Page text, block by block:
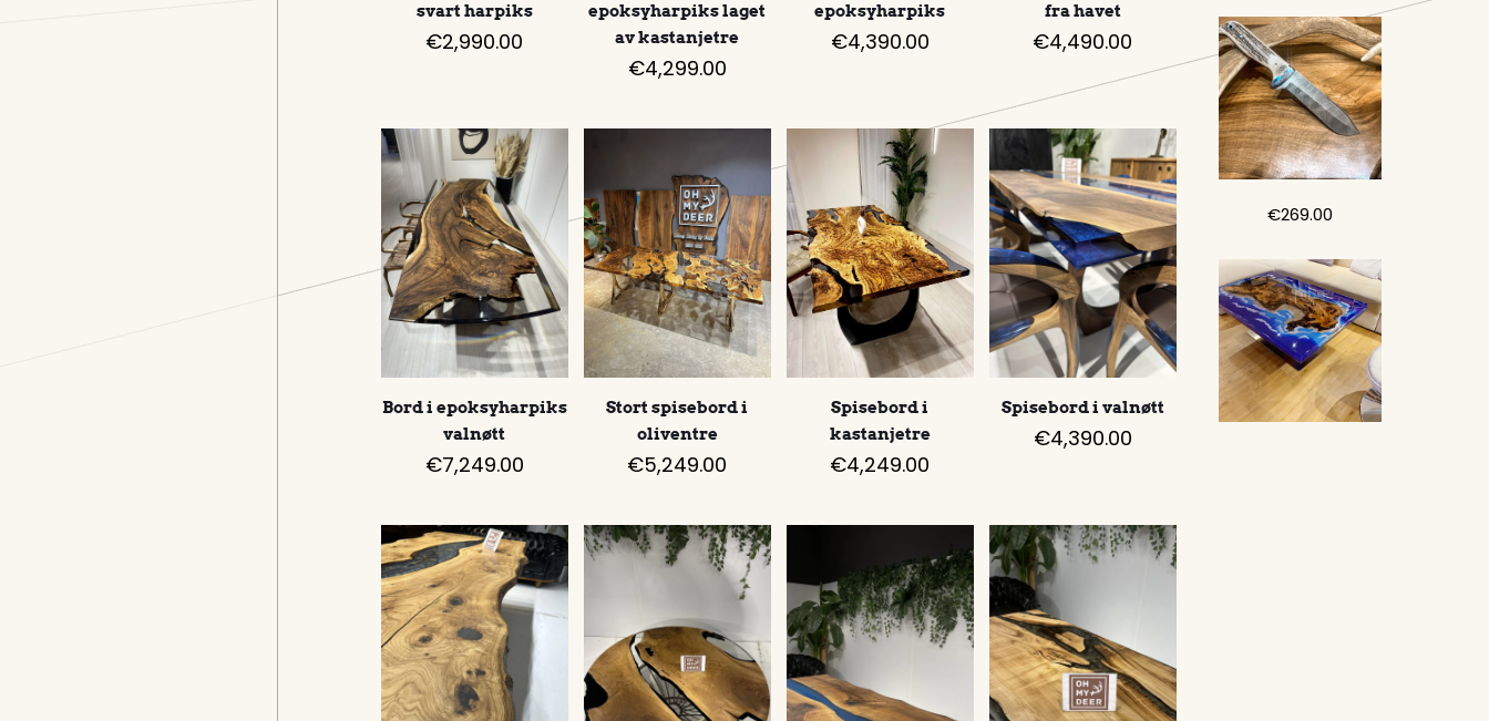
svart harpiks
€2,990.00
epoksyharpiks laget
av kastanjetre
€4,299.00
epoksyharpiks
€4,390.00
fra havet
€4,490.00
Bord i epoksyharpiks
valnøtt
€7,249.00
Stort spisebord i
oliventre
€5,249.00
Spisebord i
kastanjetre
€4,249.00
Spisebord i valnøtt
€4,390.00
var:
€289.00.
er:
€249.00.
€269.00